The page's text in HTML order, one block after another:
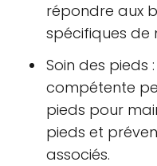
répondre aux
spécifiques de
Soin des pieds
compétente
pieds pour
pieds et
associés.